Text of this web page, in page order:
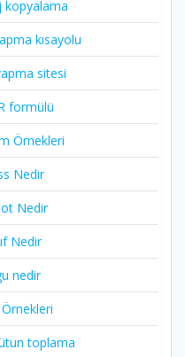
kopyalama
kısayolu
sitesi
formülü
Örnekleri
Nedir
Nedir
Nedir
nedir
toplama